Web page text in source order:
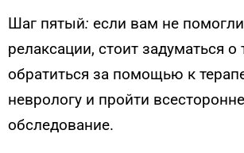
Шаг пятый: если вам не
релаксации, стоит задуматься
обратиться за помощью к
неврологу и пройти
обследование.